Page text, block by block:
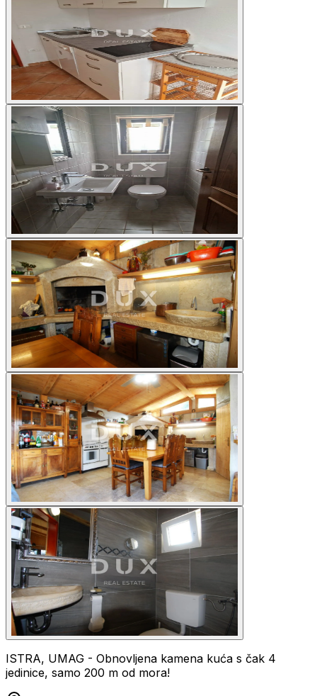
ISTRA, UMAG - Obnovljena kamena kuća s čak 4
jedinice, samo 200 m od mora!